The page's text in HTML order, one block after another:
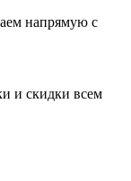
напрямую с
и скидки всем